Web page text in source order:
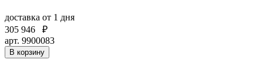
доставка от 1 дня
305 946
₽
арт. 9900083
В корзину